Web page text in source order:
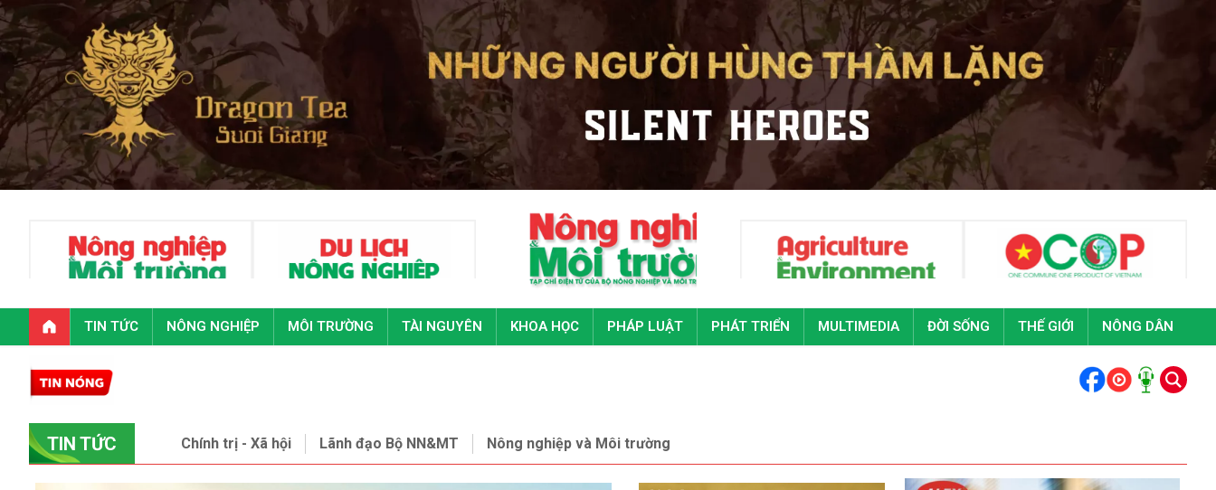
TIN TỨC NÔNG NGHIỆP MÔI TRƯỜNG TÀI NGUYÊN KHOA HỌC PHÁP LUẬT PHÁT TRIỂN MULTIMEDIA ĐỜI SỐNG THẾ GIỚI NÔNG DÂN
TIN TỨC Chính trị - Xã hội Lãnh đạo Bộ NN&MT Nông nghiệp và Môi trường